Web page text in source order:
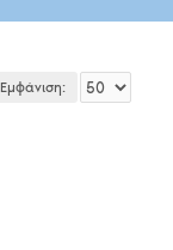
Εμφάνιση: